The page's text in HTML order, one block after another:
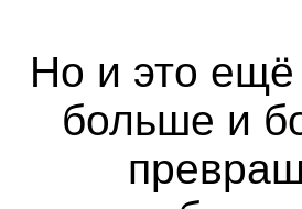
Но и это ещё
больше и